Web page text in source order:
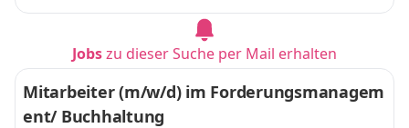
Jobszu dieser Suche per Mail erhalten
Mitarbeiter (m/w/d) im Forderungsmanagem
ent/ Buchhaltung